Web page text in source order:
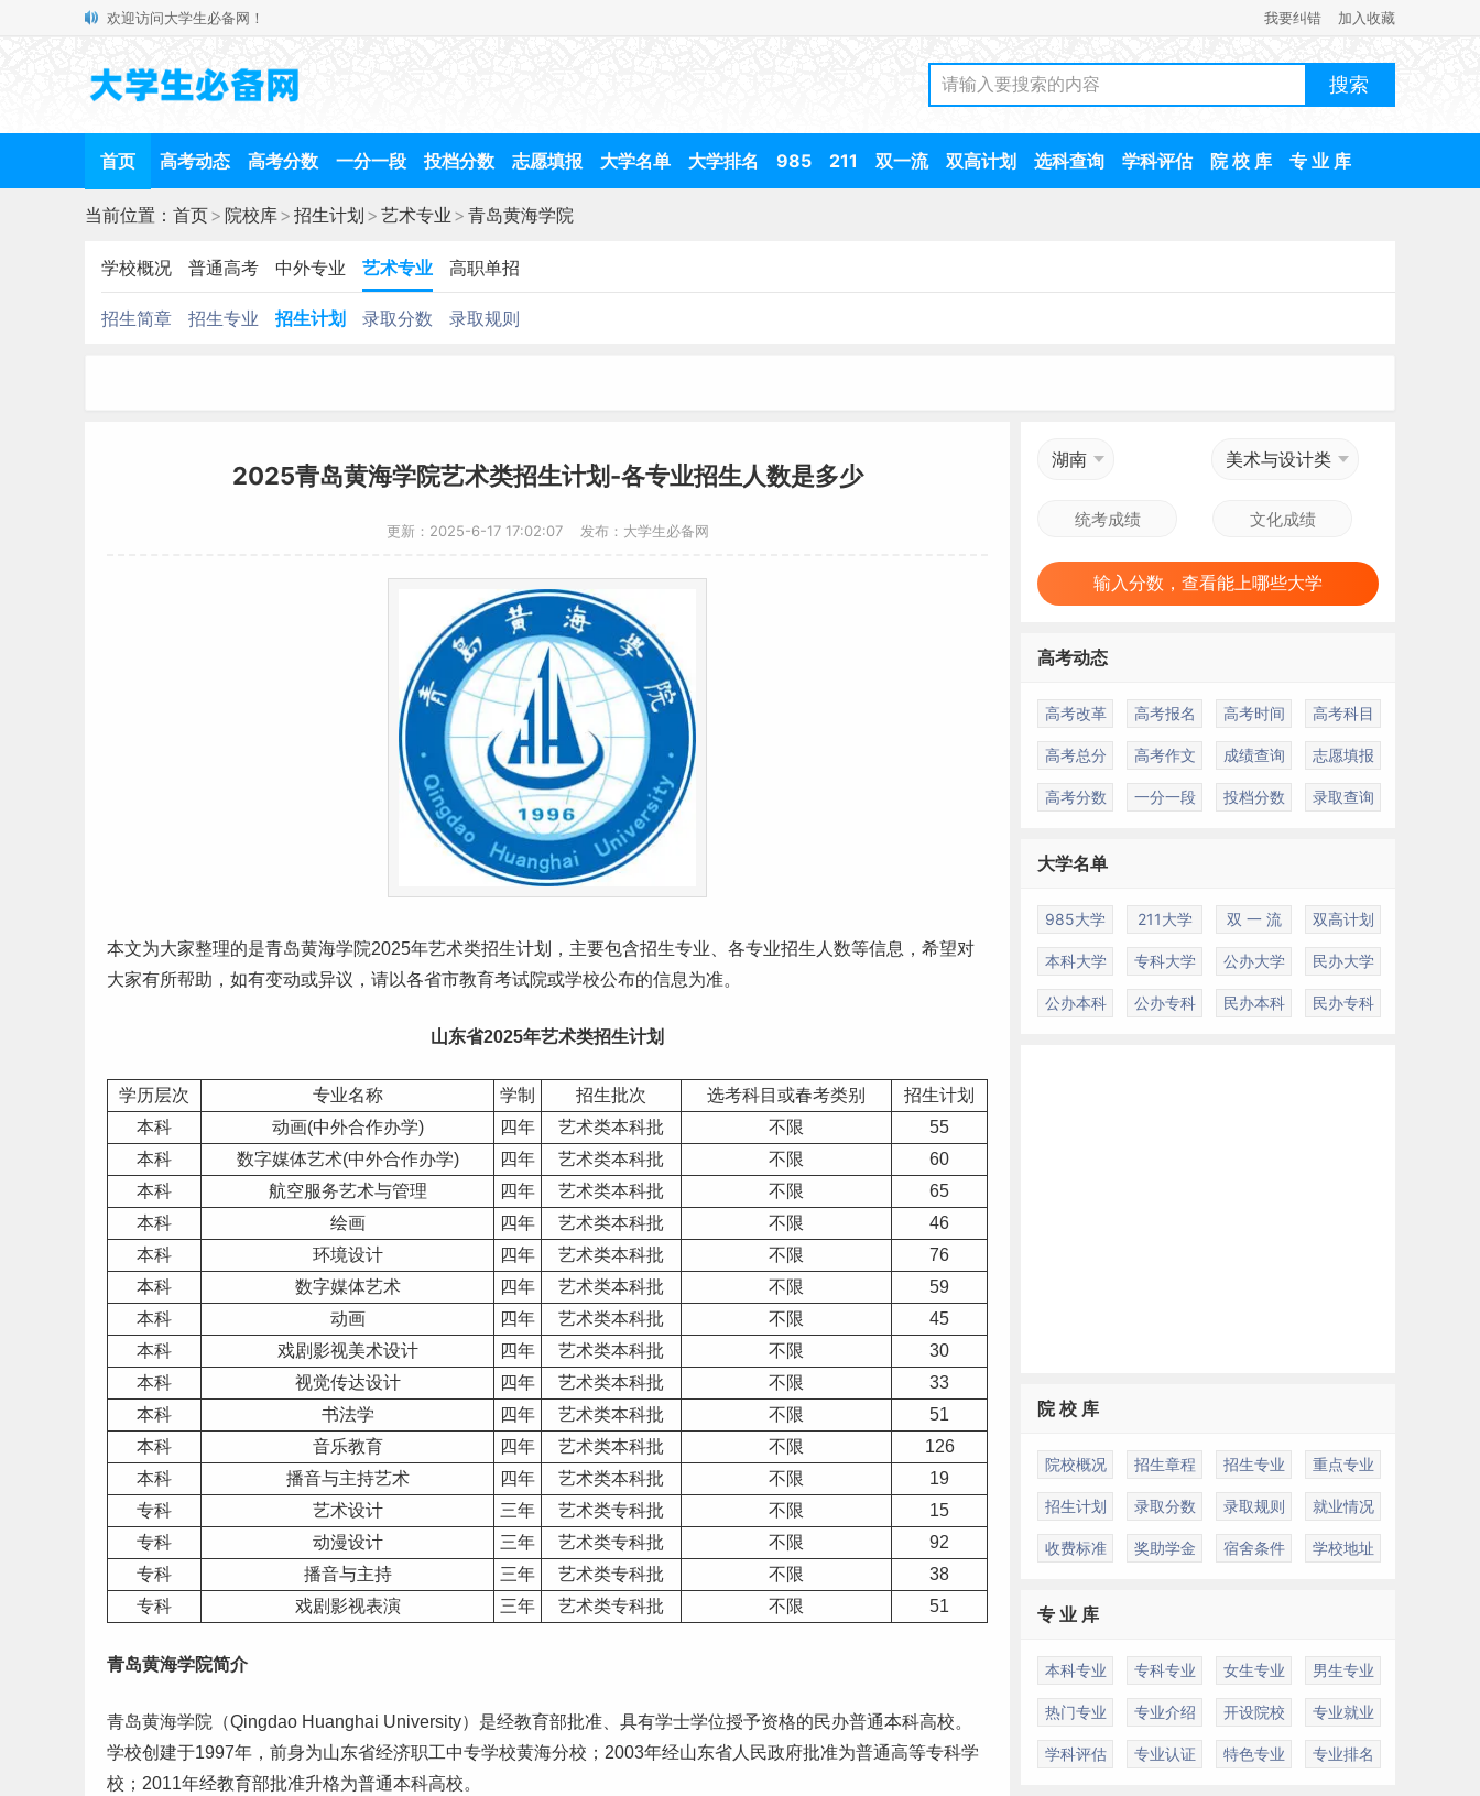
欢迎访问大学生必备网！ 我要纠错 加入收藏
首页 高考动态 高考分数 一分一段 投档分数 志愿填报 大学名单 大学排名 985 211 双一流 双高计划 选科查询 学科评估 院 校 库 专 业 库
当前位置： 首页> 院校库> 招生计划 > 艺术专业 > 青岛黄海学院
学校概况 普通高考 中外专业 艺术专业 高职单招
招生简章 招生专业 招生计划 录取分数 录取规则
2025青岛黄海学院艺术类招生计划-各专业招生人数是多少
更新：2025-6-17 17:02:07 发布：大学生必备网
本文为大家整理的是青岛黄海学院2025年艺术类招生计划，主要包含招生专业、各专业招生人数等信息，希望对
大家有所帮助，如有变动或异议，请以各省市教育考试院或学校公布的信息为准。
山东省2025年艺术类招生计划
学历层次 专业名称 学制 招生批次 选考科目或春考类别
招生计划
本科
动画(中外合作办学) 四年 艺术类本科批 不限
55
本科
数字媒体艺术(中外合作办学) 四年 艺术类本科批 不限
60
本科
航空服务艺术与管理 四年 艺术类本科批 不限
65
本科
绘画 四年 艺术类本科批 不限
46
本科
环境设计 四年 艺术类本科批 不限
76
本科
数字媒体艺术 四年 艺术类本科批 不限
59
本科
动画 四年 艺术类本科批 不限
45
本科
戏剧影视美术设计 四年 艺术类本科批 不限
30
本科
视觉传达设计 四年 艺术类本科批 不限
33
本科
书法学 四年 艺术类本科批 不限
51
本科
音乐教育 四年 艺术类本科批 不限
126
本科
播音与主持艺术 四年 艺术类本科批 不限
19
专科
艺术设计 三年 艺术类专科批 不限
15
专科
动漫设计 三年 艺术类专科批 不限
92
专科
播音与主持 三年 艺术类专科批 不限
38
专科
戏剧影视表演 三年 艺术类专科批 不限 51
青岛黄海学院简介
青岛黄海学院（Qingdao Huanghai University）是经教育部批准、具有学士学位授予资格的民办普通本科高校。
学校创建于1997年，前身为山东省经济职工中专学校黄海分校；2003年经山东省人民政府批准为普通高等专科学
校 ；2011年经教育部批准升格为普通本科高校。
湖南 美术与设计类
输入分数，查看能上哪些大学
高考动态
高考改革 高考报名 高考时间 高考科目
高考总分 高考作文 成绩查询 志愿填报
高考分数 一分一段 投档分数 录取查询
大学名单
985大学 211大学 双 一 流 双高计划
本科大学 专科大学 公办大学 民办大学
公办本科 公办专科 民办本科 民办专科
院 校 库
院校概况 招生章程 招生专业 重点专业
招生计划 录取分数 录取规则 就业情况
收费标准 奖助学金 宿舍条件 学校地址
专 业 库
本科专业 专科专业 女生专业 男生专业
热门专业 专业介绍 开设院校 专业就业
学科评估 专业认证 特色专业 专业排名